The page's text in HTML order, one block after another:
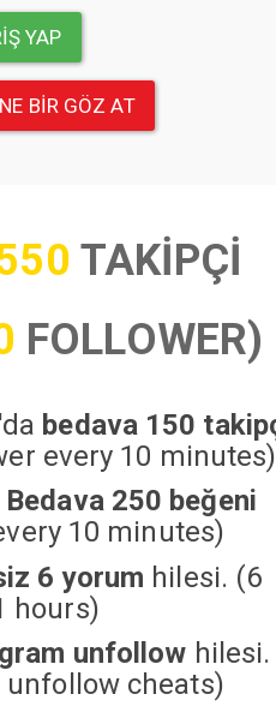
YAP
BIR GÖZ AT
TAKİPÇİ
FOLLOWER)
bedava 150
every 10 minutes)
Bedava 250 beğeni
10 minutes)
6 yorum hilesi. (6
hours)
unfollow hilesi.
cheats)